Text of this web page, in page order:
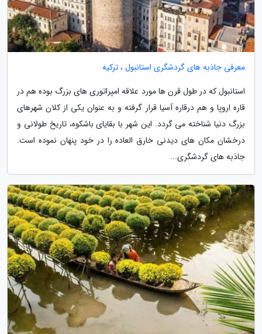
معرفی جاذبه های گردشگری استانبول ، ترکیه
استانبول که در طول قرن ها مورد علاقه امپراتوری های بزرگ بوده هم در
قاره اروپا و هم درقاره آسیا قرار گرفته و به عنوان یکی از کلان شهرهای
بزرگ دنیا شناخته می گردد. این شهر با بقایای باشکوه، تاریخ طولانی و
درخشان مکان های دیدنی خارق العاده را در خود پنهان نموده است.
جاذبه های گردشگری...